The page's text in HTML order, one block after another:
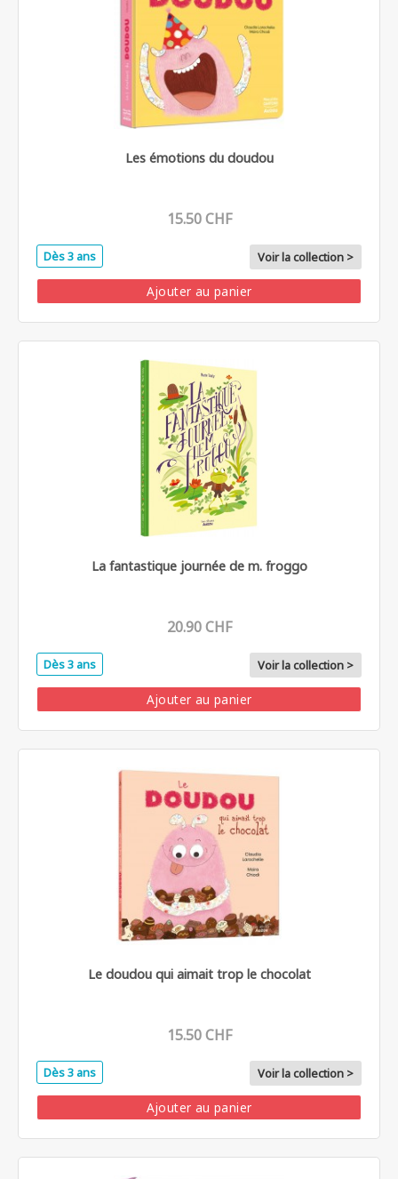
Les émotions du doudou
15.50 CHF
Dès 3 ans Voir la collection >
Ajouter au panier
La fantastique journée de m. froggo
20.90 CHF
Dès 3 ans Voir la collection >
Ajouter au panier
Le doudou qui aimait trop le chocolat
15.50 CHF
Dès 3 ans Voir la collection >
Ajouter au panier